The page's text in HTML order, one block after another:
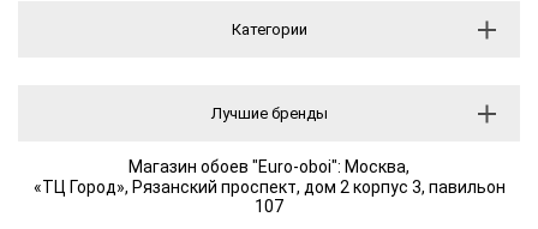
Категории
Лучшие бренды
Магазин обоев "Euro-oboi": Москва,
«ТЦ Город», Рязанский проспект, дом 2 корпус 3, павильон
107